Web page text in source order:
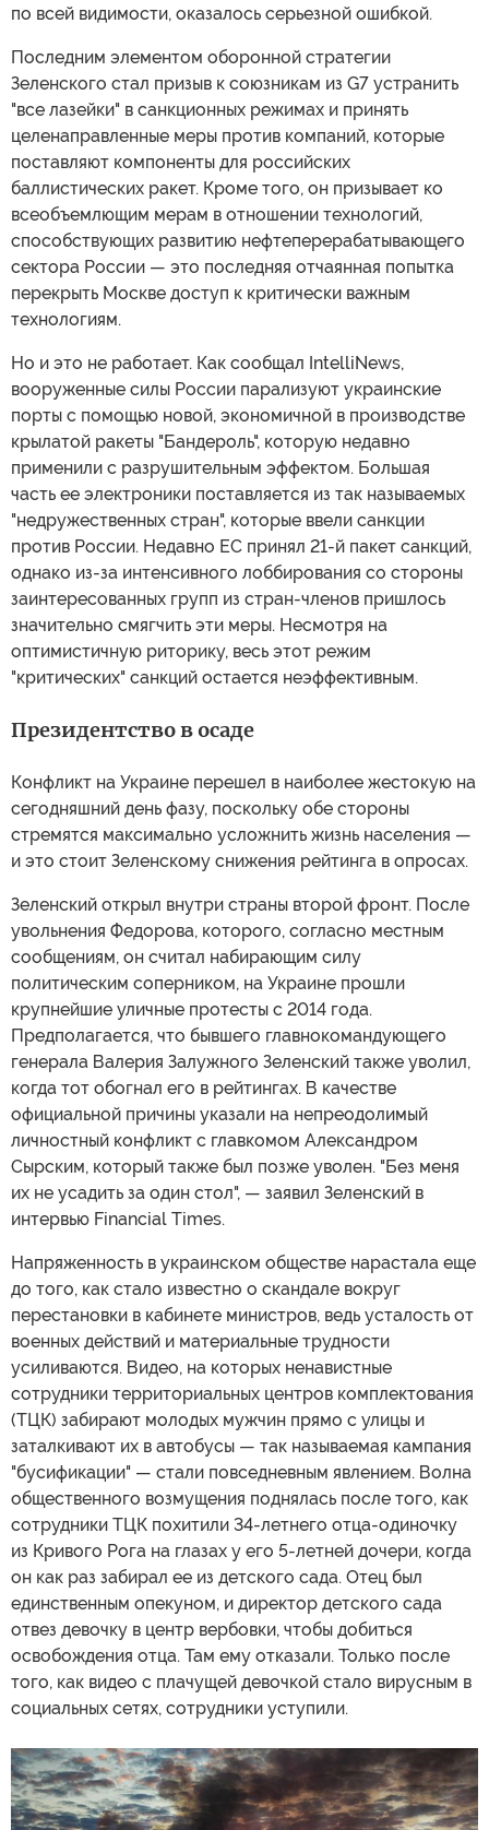
по всей видимости, оказалось серьезной ошибкой.
Последним элементом оборонной стратегии
Зеленского стал призыв к союзникам из G7 устранить
"все лазейки" в санкционных режимах и принять
целенаправленные меры против компаний, которые
поставляют компоненты для российских
баллистических ракет. Кроме того, он призывает ко
всеобъемлющим мерам в отношении технологий,
способствующих развитию нефтеперерабатывающего
сектора России — это последняя отчаянная попытка
перекрыть Москве доступ к критически важным
технологиям.
Но и это не работает. Как сообщал IntelliNews,
вооруженные силы России парализуют украинские
порты с помощью новой, экономичной в производстве
крылатой ракеты "Бандероль", которую недавно
применили с разрушительным эффектом. Большая
часть ее электроники поставляется из так называемых
"недружественных стран", которые ввели санкции
против России. Недавно ЕС принял 21-й пакет санкций,
однако из-за интенсивного лоббирования со стороны
заинтересованных групп из стран-членов пришлось
значительно смягчить эти меры. Несмотря на
оптимистичную риторику, весь этот режим
"критических" санкций остается неэффективным.
Президентство в осаде
Конфликт на Украине перешел в наиболее жестокую на
сегодняшний день фазу, поскольку обе стороны
стремятся максимально усложнить жизнь населения —
и это стоит Зеленскому снижения рейтинга в опросах.
Зеленский открыл внутри страны второй фронт. После
увольнения Федорова, которого, согласно местным
сообщениям, он считал набирающим силу
политическим соперником, на Украине прошли
крупнейшие уличные протесты с 2014 года.
Предполагается, что бывшего главнокомандующего
генерала Валерия Залужного Зеленский также уволил,
когда тот обогнал его в рейтингах. В качестве
официальной причины указали на непреодолимый
личностный конфликт с главкомом Александром
Сырским, который также был позже уволен. "Без меня
их не усадить за один стол", — заявил Зеленский в
интервью Financial Times.
Напряженность в украинском обществе нарастала еще
до того, как стало известно о скандале вокруг
перестановки в кабинете министров, ведь усталость от
военных действий и материальные трудности
усиливаются. Видео, на которых ненавистные
сотрудники территориальных центров комплектования
(ТЦК) забирают молодых мужчин прямо с улицы и
заталкивают их в автобусы — так называемая кампания
"бусификации" — стали повседневным явлением. Волна
общественного возмущения поднялась после того, как
сотрудники ТЦК похитили 34-летнего отца-одиночку
из Кривого Рога на глазах у его 5-летней дочери, когда
он как раз забирал ее из детского сада. Отец был
единственным опекуном, и директор детского сада
отвез девочку в центр вербовки, чтобы добиться
освобождения отца. Там ему отказали. Только после
того, как видео с плачущей девочкой стало вирусным в
социальных сетях, сотрудники уступили.